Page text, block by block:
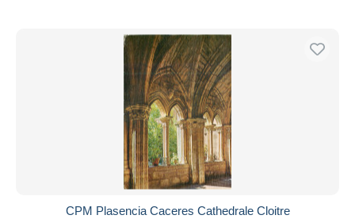
CPM Plasencia Caceres Cathedrale Cloitre